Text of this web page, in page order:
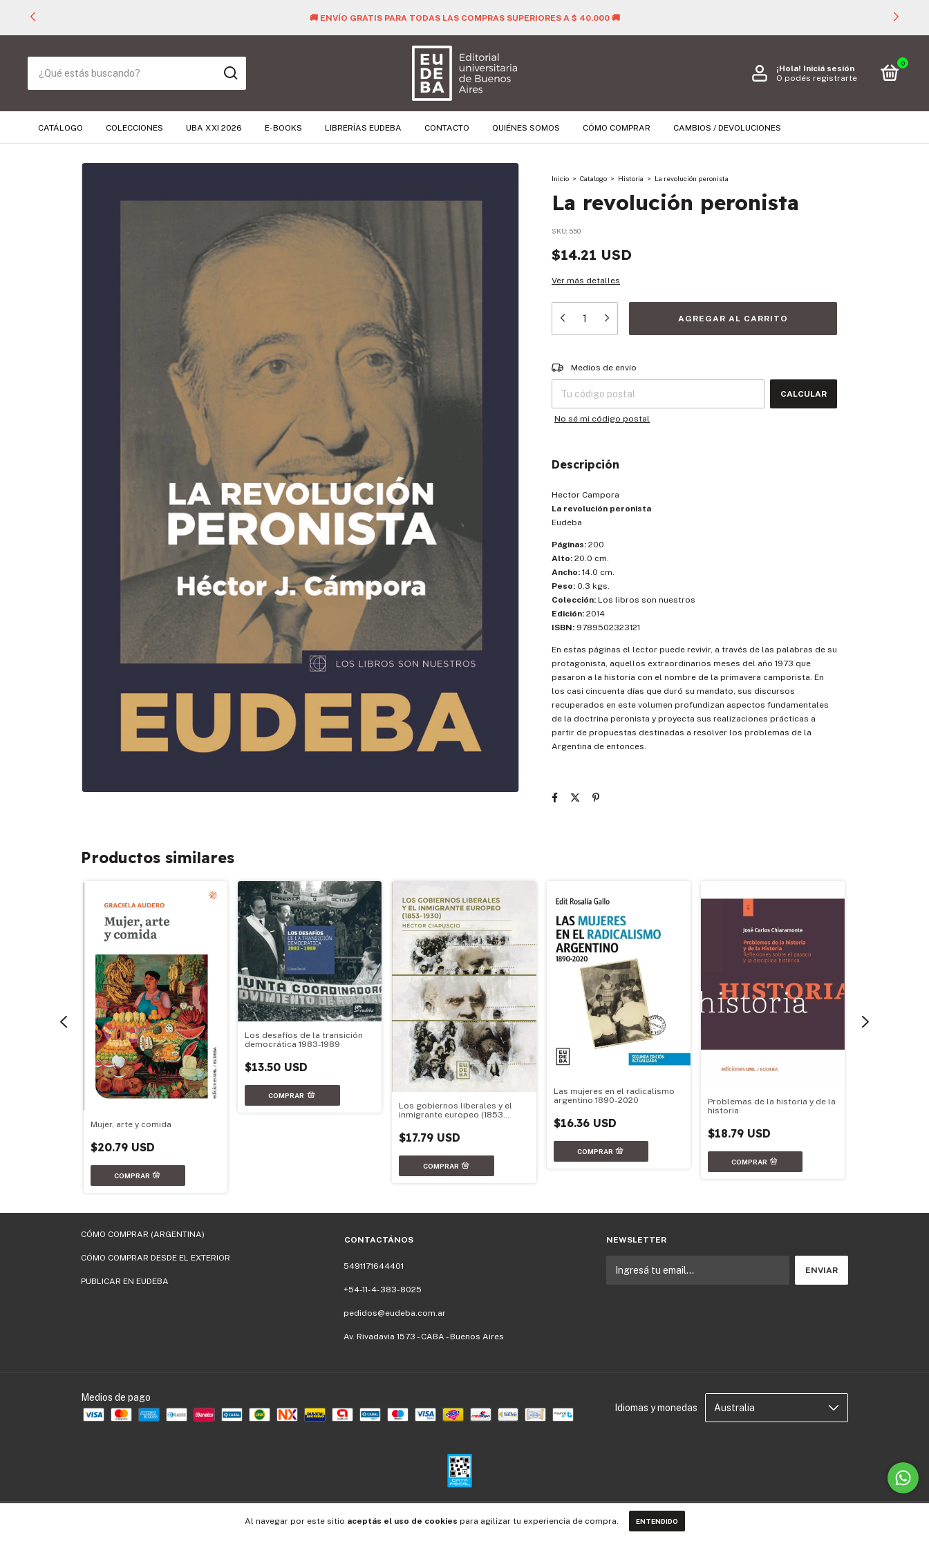
🚚 ENVÍO GRATIS PARA TODAS LAS COMPRAS SUPERIORES A $ 40.000 🚚
¡Hola! Iniciá sesión
O podés registrarte
0
CATÁLOGO COLECCIONES UBA XXI 2026 E-BOOKS LIBRERÍAS EUDEBA CONTACTO QUIÉNES SOMOS CÓMO COMPRAR CAMBIOS / DEVOLUCIONES
Al navegar por este sitio aceptás el uso de cookies para agilizar tu experiencia de compra. ENTENDIDO
Inicio > Catalogo > Historia > La revolución peronista
La revolución peronista
SKU: 550
$14.21 USD
Ver más detalles
Entregas para el CP:
Medios de envío
CALCULAR
No sé mi código postal
Descripción
Hector Campora
La revolución peronista
Eudeba
Páginas: 200
Alto: 20.0 cm.
Ancho: 14.0 cm.
Peso: 0.3 kgs.
Colección: Los libros son nuestros
Edición: 2014
ISBN: 9789502323121
En estas páginas el lector puede revivir, a través de las palabras de su
protagonista, aquellos extraordinarios meses del año 1973 que
pasaron a la historia con el nombre de la primavera camporista. En
los casi cincuenta días que duró su mandato, sus discursos
recuperados en este volumen profundizan aspectos fundamentales
de la doctrina peronista y proyecta sus realizaciones prácticas a
partir de propuestas destinadas a resolver los problemas de la
Argentina de entonces.
Productos similares
Mujer, arte y comida
$20.79 USD
Los desafíos de la transición
democrática 1983-1989
$13.50 USD
Los gobiernos liberales y el
inmigrante europeo (1853
$17.79 USD
Las mujeres en el radicalismo
argentino 1890-2020
$16.36 USD
Problemas de la historia y de la
historia
$18.79 USD
CÓMO COMPRAR (ARGENTINA)
CÓMO COMPRAR DESDE EL EXTERIOR
PUBLICAR EN EUDEBA
CONTACTÁNOS
5491171644401
+54-11-4-383-8025
pedidos@eudeba.com.ar
Av. Rivadavia 1573 - CABA - Buenos Aires
NEWSLETTER
Medios de pago
Idiomas y monedas